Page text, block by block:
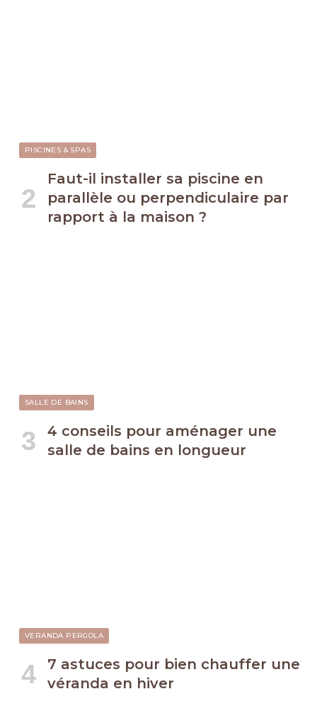
PISCINES & SPAS
Faut-il installer sa piscine en
parallèle ou perpendiculaire par
rapport à la maison ?
SALLE DE BAINS
4 conseils pour aménager une
salle de bains en longueur
VERANDA PERGOLA
7 astuces pour bien chauffer une
véranda en hiver